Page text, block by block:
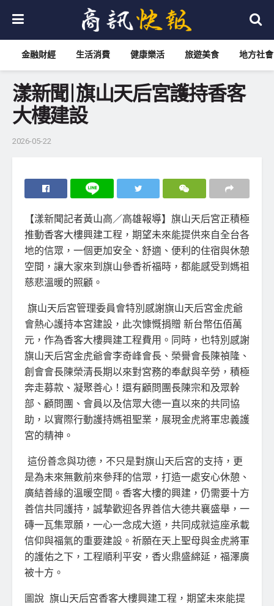
金融財經 生活消費 健康樂活 旅遊美食 地方社會
漾新聞|旗山天后宮護持香客
大樓建設
2026-05-22
【漾新聞記者黃山高／高雄報導】旗山天后宮正積極
推動香客大樓興建工程，期望未來能提供來自全台各
地的信眾，一個更加安全、舒適、便利的住宿與休憩
空間，讓大家來到旗山參香祈福時，都能感受到媽祖
慈悲溫暖的照顧。
旗山天后宮管理委員會特別感謝旗山天后宮金虎爺
會熱心護持本宮建設，此次慷慨捐贈 新台幣伍佰萬
元，作為香客大樓興建工程費用。同時，也特別感謝
旗山天后宮金虎爺會李奇峰會長、榮譽會長陳禎隆、
創會會長陳榮清長期以來對宮務的奉獻與辛勞，積極
奔走募款、凝聚善心！還有顧問團長陳宗和及眾幹
部、顧問團、會員以及信眾大德一直以來的共同協
助，以實際行動護持媽祖聖業，展現金虎將軍忠義護
宮的精神。
這份善念與功德，不只是對旗山天后宮的支持，更
是為未來無數前來參拜的信眾，打造一處安心休憩、
廣結善緣的溫暖空間。香客大樓的興建，仍需要十方
善信共同護持，誠摯歡迎各界善信大德共襄盛舉，一
磚一瓦集眾願，一心一念成大道，共同成就這座承載
信仰與福氣的重要建設。祈願在天上聖母與金虎將軍
的護佑之下，工程順利平安，香火鼎盛綿延，福澤廣
被十方。
圖說 旗山天后宮香客大樓興建工程，期望未來能提